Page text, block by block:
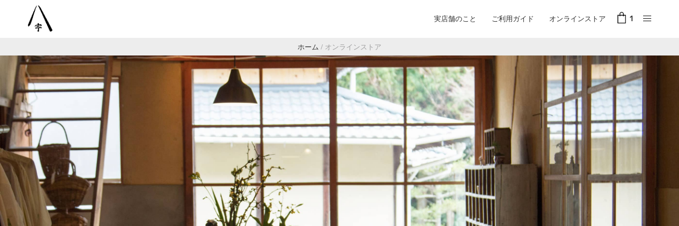
実店舗のこと ご利用ガイド オンラインストア 1
ホーム / オンラインストア